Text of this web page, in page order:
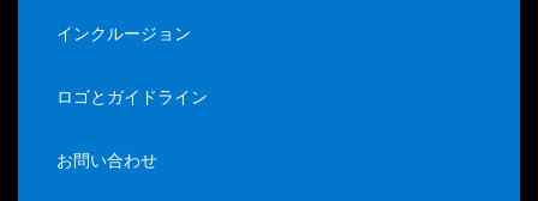
インクルージョン
ロゴとガイドライン
お問い合わせ